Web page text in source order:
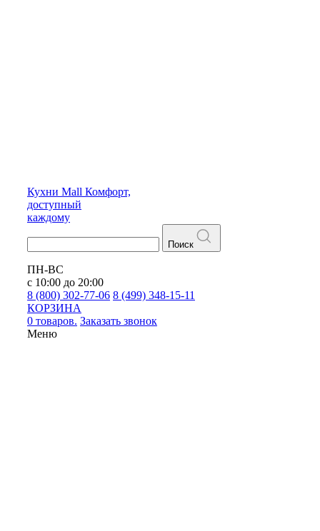
Кухни Mall Комфорт,
доступный
каждому
Поиск
ПН-ВС
с 10:00 до 20:00
8 (800) 302-77-06 8 (499) 348-15-11
КОРЗИНА
0 товаров. Заказать звонок
Меню